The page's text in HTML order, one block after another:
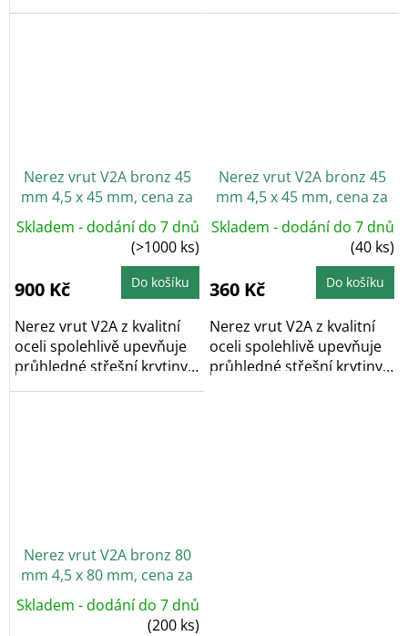
do... do...
Nerez vrut V2A bronz 45
mm 4,5 x 45 mm, cena za
ks
Skladem - dodání do 7 dnů
(>1000 ks)
900 Kč Do košíku
Nerez vrut V2A z kvalitní
oceli spolehlivě upevňuje
průhledné střešní krytiny
do...
Nerez vrut V2A bronz 45
mm 4,5 x 45 mm, cena za
ks
Skladem - dodání do 7 dnů
(40 ks)
360 Kč Do košíku
Nerez vrut V2A z kvalitní
oceli spolehlivě upevňuje
průhledné střešní krytiny
Nerez vrut V2A bronz 80
mm 4,5 x 80 mm, cena za
ks
Skladem - dodání do 7 dnů
(200 ks)